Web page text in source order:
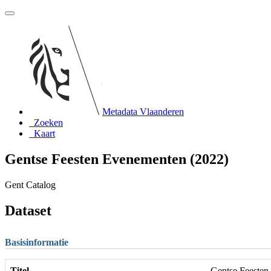
Metadata Vlaanderen
Zoeken
Kaart
Gentse Feesten Evenementen (2022)
Gent Catalog
Dataset
Basisinformatie